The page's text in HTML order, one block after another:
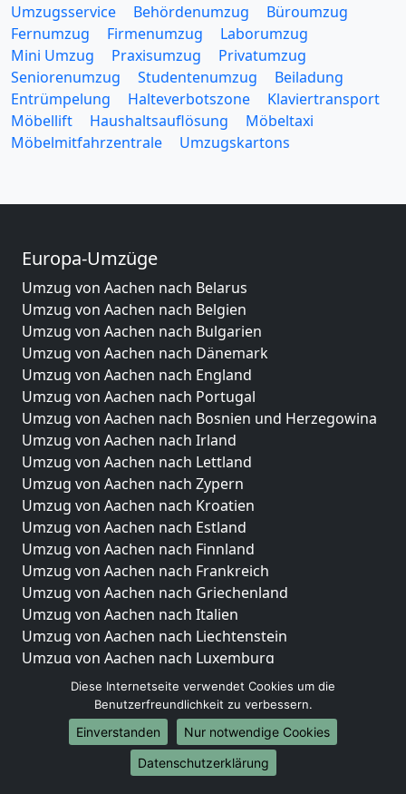
Umzugsservice Behördenumzug
Büroumzug
Fernumzug
Firmenumzug
Laborumzug
Mini Umzug
Praxisumzug
Privatumzug
Seniorenumzug
Studentenumzug
Beiladung
Entrümpelung
Halteverbotszone
Klaviertransport
Möbellift
Haushaltsauflösung
Möbeltaxi
Möbelmitfahrzentrale
Umzugskartons
Europa-Umzüge
Umzug von Aachen nach Belarus
Umzug von Aachen nach Belgien
Umzug von Aachen nach Bulgarien
Umzug von Aachen nach Dänemark
Umzug von Aachen nach England
Umzug von Aachen nach Portugal
Umzug von Aachen nach Bosnien und Herzegowina
Umzug von Aachen nach Irland
Umzug von Aachen nach Lettland
Umzug von Aachen nach Zypern
Umzug von Aachen nach Kroatien
Umzug von Aachen nach Estland
Umzug von Aachen nach Finnland
Umzug von Aachen nach Frankreich
Umzug von Aachen nach Griechenland
Umzug von Aachen nach Italien
Umzug von Aachen nach Liechtenstein
Umzug von Aachen nach Luxemburg
Umzug von Aachen nach Niederlande
Umzug von Aachen nach Norwegen
Umzüge-Deutschlandweit
Umzug von Aachen nach Berlin
Diese Internetseite verwendet Cookies um die
Benutzerfreundlichkeit zu verbessern.
Einverstanden
Nur notwendige Cookies
Datenschutzerklärung